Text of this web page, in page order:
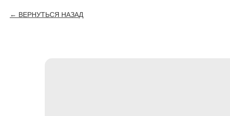
ВЕРНУТЬСЯ НАЗАД